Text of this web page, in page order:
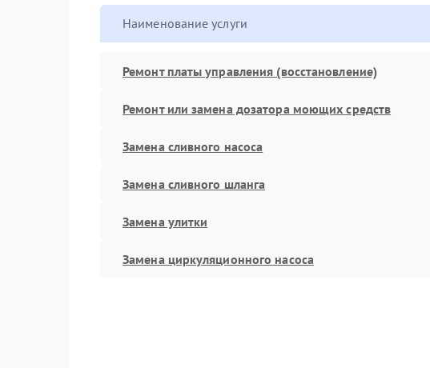
Наименование услуги
Ремонт платы управления (восстановление)
Ремонт или замена дозатора моющих средств
Замена сливного насоса
Замена сливного шланга
Замена улитки
Замена циркуляционного насоса